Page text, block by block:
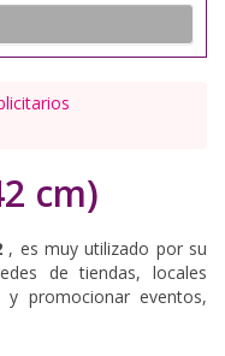
cm)
, es muy utilizado por su
de tiendas, locales
y promocionar eventos,